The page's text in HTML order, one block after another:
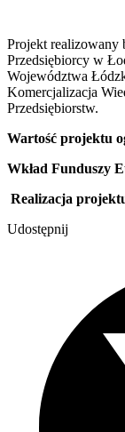
Projekt realizowany
Przedsiębiorcy w
Województwa
Komercjalizacja
Przedsiębiorstw.
Wartość projektu
Wkład Funduszy
Realizacja
Udostępnij